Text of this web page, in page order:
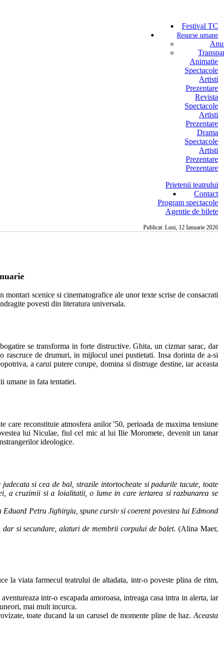
Festival TC
Resurse umane
Animatie
Spectacole
Artisti
Prezentare
Revista
Spectacole
Artisti
Prezentare
Drama
Spectacole
Artisti
Prezentare
Prezentare
Prietenii teatrului
Contact
Program spectacole
Agentie de bilete
Publicat: Luni, 12 Ianuarie 2026
scenice si cinematografice ale unor texte scrise de consacrati
povesti din literatura universala.
se transforma in forte distructive. Ghita, un cizmar sarac, dar
rascruce de drumuri, in mijlocul unei pustietati. Insa dorinta de a-si
a carui putere corupe, domina si distruge destine, iar aceasta
umane in fata tentatiei.
reconstituie atmosfera anilor '50, perioada de maxima tensiune
lui Niculae, fiul cel mic al lui Ilie Moromete, devenit un tanar
ideologice.
si cea de bal, strazile intortocheate si padurile tacute, toate
a cruzimii si a loialitatii, o lume in care iertarea si razbunarea se
Petru Jighirgiu, spune cursiv si coerent povestea lui Edmond
si secundare, alaturi de membrii corpului de balet. (Alina Maer,
la viata farmecul teatrului de altadata, intr-o poveste plina de ritm,
intr-o escapada amoroasa, intreaga casa intra in alerta, iar
mai mult incurca.
toate ducand la un carusel de momente pline de haz. Aceasta